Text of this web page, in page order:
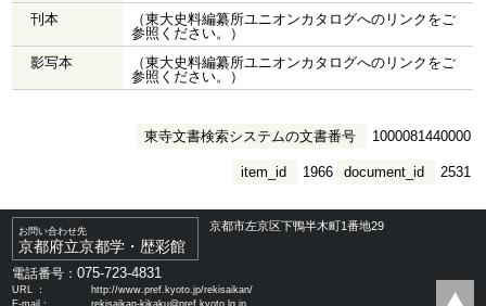
刊本
（東大史料編纂所ユニオンカタログへのリンクをご
参照ください。）
影写本
（東大史料編纂所ユニオンカタログへのリンクをご
参照ください。）
東寺文書検索システムの文書番号 1000081440000
document_id 2531
item_id 1966
お問い合わせ先
京都府立京都学・歴彩館
京都市左京区下鴨半木町1番地29
電話番号：075-723-4831
URL ：
http://www.pref.kyoto.jp/rekisaikan/
E-mail：
rekisaikan-kikaku@pref.kyoto.lg.jp